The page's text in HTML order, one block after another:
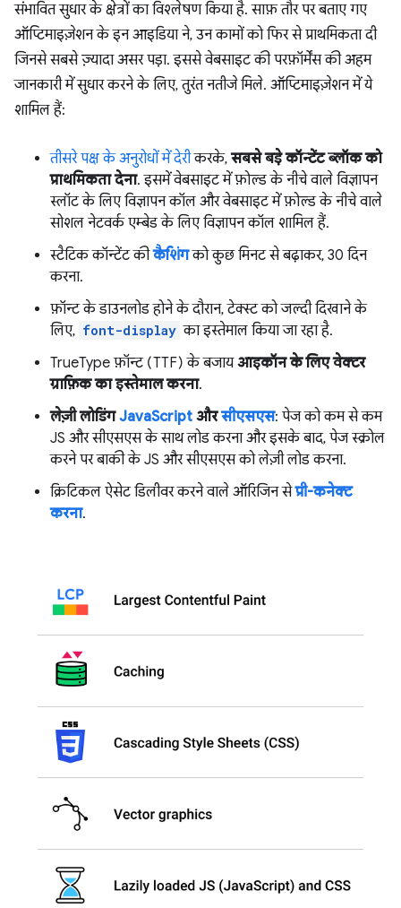
संभावित सुधार के क्षेत्रों का विश्लेषण किया है. साफ़ तौर पर बताए गए
ऑप्टिमाइज़ेशन के इन आइडिया ने, उन कामों को फिर से प्राथमिकता दी
जिनसे सबसे ज़्यादा असर पड़ा. इससे वेबसाइट की परफ़ॉर्मेंस की अहम
जानकारी में सुधार करने के लिए, तुरंत नतीजे मिले. ऑप्टिमाइज़ेशन में ये
शामिल हैं:
तीसरे पक्ष के अनुरोधों में देरीकरके, सबसे बड़े कॉन्टेंट ब्लॉक को
प्राथमिकता देना. इसमें वेबसाइट में फ़ोल्ड के नीचे वाले विज्ञापन
स्लॉट के लिए विज्ञापन कॉल और वेबसाइट में फ़ोल्ड के नीचे वाले
सोशल नेटवर्क एम्बेड के लिए विज्ञापन कॉल शामिल हैं.
स्टैटिक कॉन्टेंट कीकैशिंगको कुछ मिनट से बढ़ाकर, 30 दिन
करना.
फ़ॉन्ट के डाउनलोड होने के दौरान, टेक्स्ट को जल्दी दिखाने के
लिए, font-display का इस्तेमाल किया जा रहा है.
TrueType फ़ॉन्ट (TTF) के बजायआइकॉन के लिए वेक्टर
ग्राफ़िक का इस्तेमाल करना.
लेज़ी लोडिंगJavaScript औरसीएसएस: पेज को कम से कम
JS और सीएसएस के साथ लोड करना और इसके बाद, पेज स्क्रोल
करने पर बाकी के JS और सीएसएस को लेज़ी लोड करना.
क्रिटिकल ऐसेट डिलीवर करने वाले ऑरिजिन सेप्री-कनेक्ट
करना.